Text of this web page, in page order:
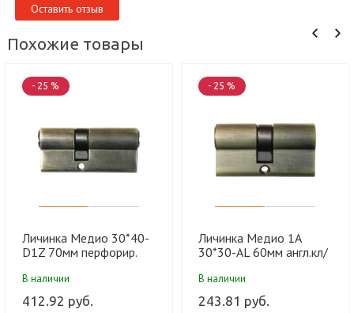
Оставить отзыв
Похожие товары
- 25 %
Личинка Медио 30*40-
D1Z 70мм перфорир.
В наличии
412.92 руб.
- 25 %
Личинка Медио 1А
30*30-AL 60мм англ.кл/
В наличии
243.81 руб.